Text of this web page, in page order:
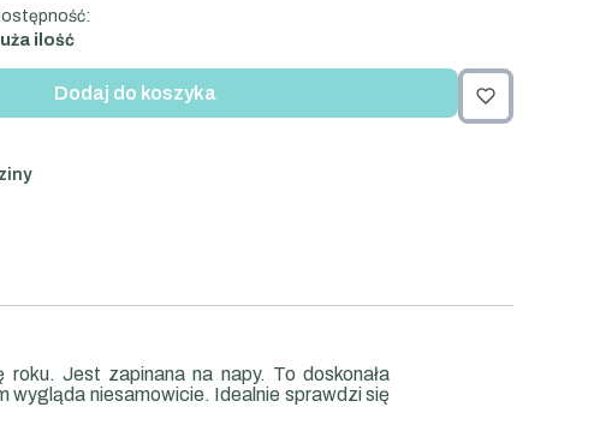
ilość
Dodaj do koszyka
Jest zapinana na napy. To doskonała
wygląda niesamowicie. Idealnie sprawdzi się